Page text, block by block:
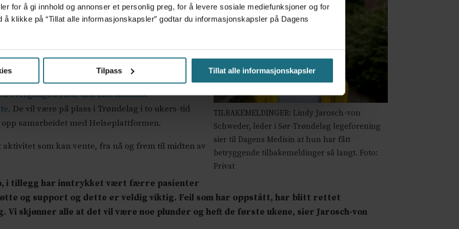
for å gi innhold og annonser et personlig preg, for å levere sosiale mediefunksjoner og for
å klikke på “Tillat alle informasjonskapsler” godtar du informasjonskapsler på Dagens
Tilpass Tillat alle informasjonskapsler
TILBAKEMELDINGER: Lindy Jarosch-von
Schweder, leder i Sør-Trøndelag legeforening
sier til Dagens Medisin at hun har fått
betryggende tilbakemeldinger så langt. Foto:
Privat
leder i Sør-Trøndelag legeforening, sier til Dagens
så langt.
er stort sett gode. Det er meldt om positiv
overgangen stilte den amerikanske
. De vil være på plass i Trøndelag i to ukers-tid
samarbeidet med Helseplattformen.
som kan vente, fra nå og frem til midten av
i tillegg har inntrykket vært færre pasienter
og support og dette er veldig viktig. Feil som har oppstått, har blitt rettet
skjønner alle at det vil være noe plunder og heft de første ukene, sier Jarosch-von